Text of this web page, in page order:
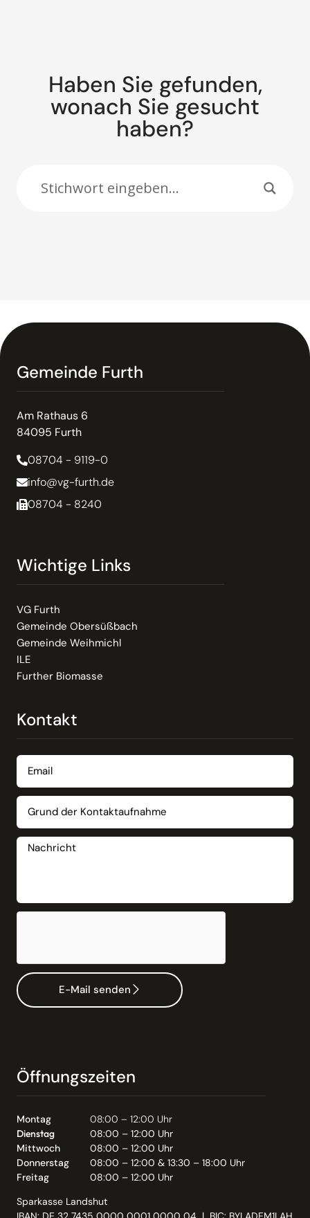
Haben Sie gefunden,
wonach Sie gesucht
haben?
Gemeinde Furth
Am Rathaus 6
84095 Furth
08704 - 9119-0
info@vg-furth.de
08704 - 8240
Wichtige Links
VG Furth
Gemeinde Obersüßbach
Gemeinde Weihmichl
ILE
Further Biomasse
Kontakt
E-Mail senden
Öffnungszeiten
Montag
08:00 – 12:00 Uhr
Dienstag
08:00 – 12:00 Uhr
Mittwoch
08:00 – 12:00 Uhr
Donnerstag
08:00 – 12:00 & 13:30 – 18:00 Uhr
Freitag
08:00 – 12:00 Uhr
Sparkasse Landshut